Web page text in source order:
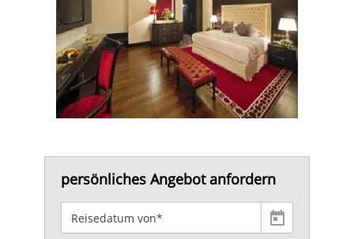
persönliches Angebot anfordern